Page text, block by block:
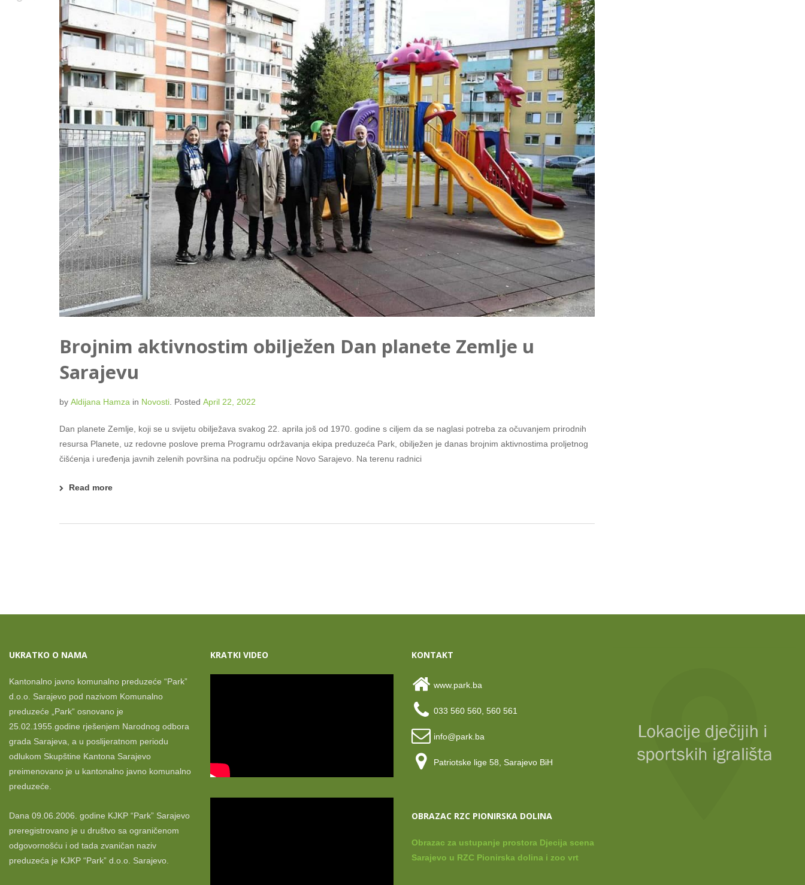
Brojnim aktivnostim obilježen Dan planete Zemlje u
Sarajevu
by Aldijana Hamza in Novosti. Posted April 22, 2022
Dan planete Zemlje, koji se u svijetu obilježava svakog 22. aprila još od 1970. godine s ciljem da se naglasi potreba za očuvanjem prirodnih
resursa Planete, uz redovne poslove prema Programu održavanja ekipa preduzeća Park, obilježen je danas brojnim aktivnostima proljetnog
čišćenja i uređenja javnih zelenih površina na području općine Novo Sarajevo. Na terenu radnici
Read more
UKRATKO O NAMA
Kantonalno javno komunalno preduzeće “Park”
d.o.o. Sarajevo pod nazivom Komunalno
preduzeće „Park“ osnovano je
25.02.1955.godine rješenjem Narodnog odbora
grada Sarajeva, a u poslijeratnom periodu
odlukom Skupštine Kantona Sarajevo
preimenovano je u kantonalno javno komunalno
preduzeće.
Dana 09.06.2006. godine KJKP “Park” Sarajevo
preregistrovano je u društvo sa ograničenom
odgovornošću i od tada zvaničan naziv
preduzeća je KJKP “Park” d.o.o. Sarajevo.
KRATKI VIDEO KONTAKT
www.park.ba
033 560 560, 560 561
info@park.ba
Patriotske lige 58, Sarajevo BiH
OBRAZAC RZC PIONIRSKA DOLINA
Obrazac za ustupanje prostora Djecija scena
Sarajevo u RZC Pionirska dolina i zoo vrt